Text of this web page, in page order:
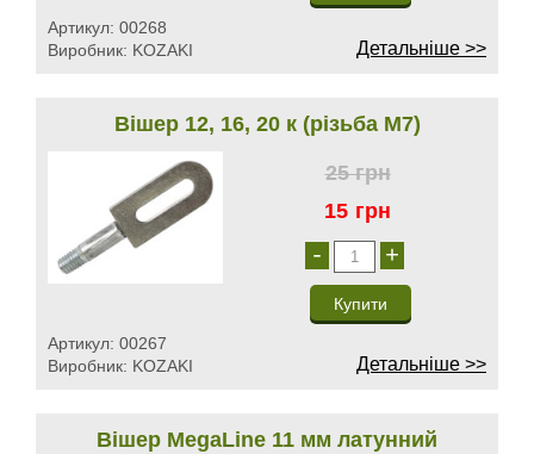
Артикул: 00268
Виробник: KOZAKI Детальніше >>
Вішер 12, 16, 20 к (різьба М7)
25 грн
15 грн
- +
Артикул: 00267
Виробник: KOZAKI Детальніше >>
Вішер MegaLine 11 мм латунний